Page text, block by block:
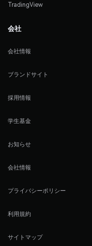
TradingView
会社
会社情報
ブランドサイト
採用情報
学生基金
お知らせ
会社情報
プライバシーポリシー
利用規約
サイトマップ